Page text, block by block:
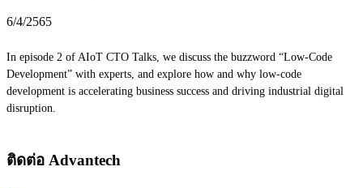
6/4/2565
In episode 2 of AIoT CTO Talks, we discuss the buzzword “Low-Code
Development” with experts, and explore how and why low-code
development is accelerating business success and driving industrial digital
disruption.
ติดต่อ Advantech